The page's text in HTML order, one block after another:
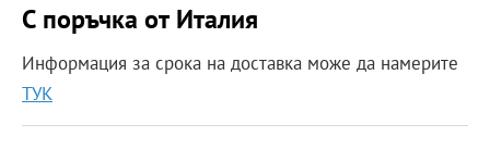
С поръчка от Италия
Информация за срока на доставка може да намерите
ТУК